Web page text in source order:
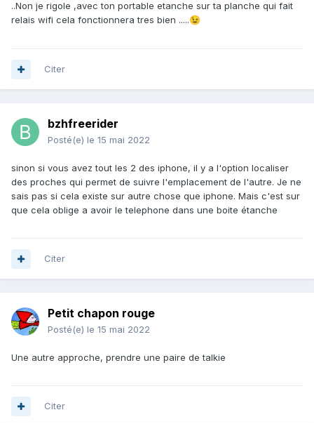
..Non je rigole ,avec ton portable etanche sur ta planche qui fait
relais wifi cela fonctionnera tres bien .....😉
Citer
bzhfreerider
Posté(e) le 15 mai 2022
sinon si vous avez tout les 2 des iphone, il y a l'option localiser
des proches qui permet de suivre l'emplacement de l'autre. Je ne
sais pas si cela existe sur autre chose que iphone. Mais c'est sur
que cela oblige a avoir le telephone dans une boite étanche
Citer
Petit chapon rouge
Posté(e) le 15 mai 2022
Une autre approche, prendre une paire de talkie
Citer